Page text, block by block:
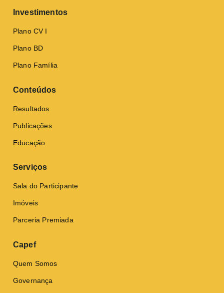
Investimentos
Plano CV I
Plano BD
Plano Família
Conteúdos
Resultados
Publicações
Educação
Serviços
Sala do Participante
Imóveis
Parceria Premiada
Capef
Quem Somos
Governança